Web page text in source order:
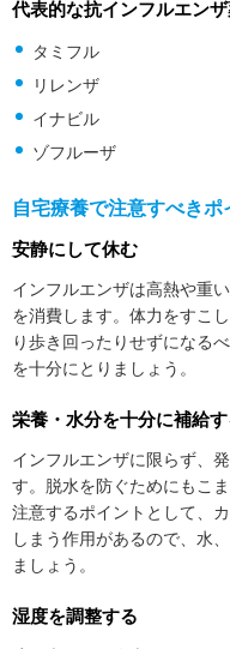
代表的な抗インフルエン
タミフル
リレンザ
イナビル
ゾフルーザ
自宅療養で注意すべきポ
安静にして休む
インフルエンザは高熱や重
を消費します。体力をすこ
り歩き回ったりせずになる
を十分にとりましょう。
栄養・水分を十分に補給す
インフルエンザに限らず、
す。脱水を防ぐためにもこ
注意するポイントとして、
しまう作用があるので、水
ましょう。
湿度を調整する